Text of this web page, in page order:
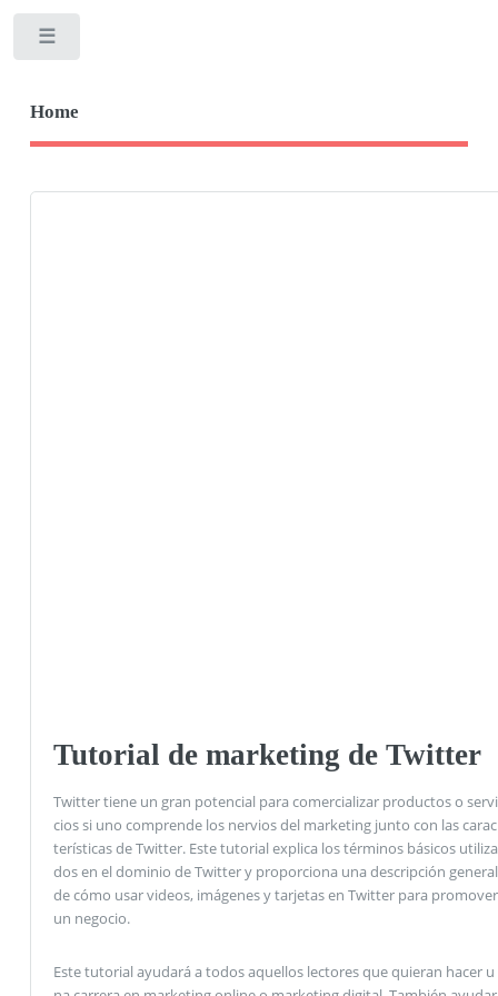
Home
Tutorial de marketing de Twitter
Twitter tiene un gran potencial para comercializar productos o servi
cios si uno comprende los nervios del marketing junto con las carac
terísticas de Twitter. Este tutorial explica los términos básicos utiliza
dos en el dominio de Twitter y proporciona una descripción general
de cómo usar videos, imágenes y tarjetas en Twitter para promover
un negocio.
Este tutorial ayudará a todos aquellos lectores que quieran hacer u